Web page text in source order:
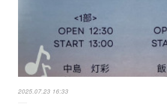
2025.07.23 16:33